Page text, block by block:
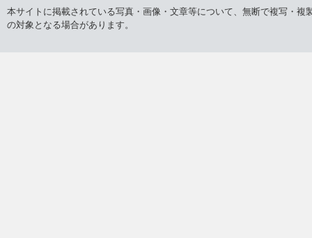
本サイトに掲載されている写真・画像・文章等について、無断で複写・
の対象となる場合があります。